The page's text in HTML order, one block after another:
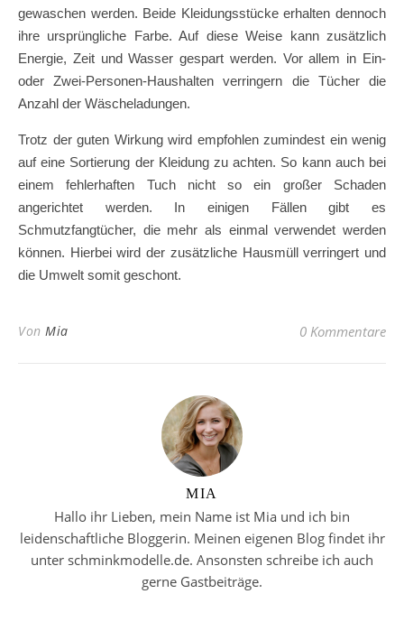
gewaschen werden. Beide Kleidungsstücke erhalten dennoch
ihre ursprüngliche Farbe. Auf diese Weise kann zusätzlich
Energie, Zeit und Wasser gespart werden. Vor allem in Ein-
oder Zwei-Personen-Haushalten verringern die Tücher die
Anzahl der Wäscheladungen.
Trotz der guten Wirkung wird empfohlen zumindest ein wenig
auf eine Sortierung der Kleidung zu achten. So kann auch bei
einem fehlerhaften Tuch nicht so ein großer Schaden
angerichtet werden. In einigen Fällen gibt es
Schmutzfangtücher, die mehr als einmal verwendet werden
können. Hierbei wird der zusätzliche Hausmüll verringert und
die Umwelt somit geschont.
Von Mia 0 Kommentare
MIA
Hallo ihr Lieben, mein Name ist Mia und ich bin
leidenschaftliche Bloggerin. Meinen eigenen Blog findet ihr
unter schminkmodelle.de. Ansonsten schreibe ich auch
gerne Gastbeiträge.